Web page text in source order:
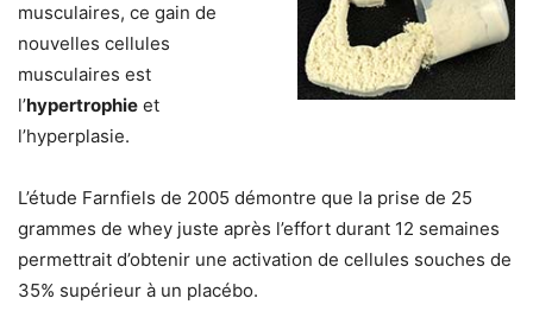
musculaires, ce gain de
nouvelles cellules
musculaires est
l’hypertrophie et
l’hyperplasie.
L’étude Farnfiels de 2005 démontre que la prise de 25
grammes de whey juste après l’effort durant 12 semaines
permettrait d’obtenir une activation de cellules souches de
35% supérieur à un placébo.